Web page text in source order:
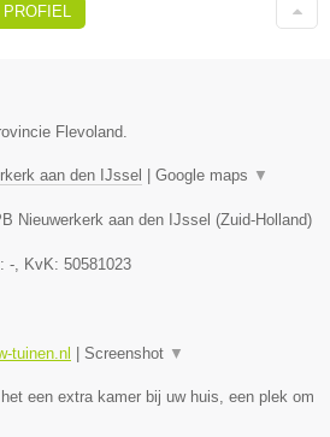
Flevoland.
aan den IJssel | Google maps ▼
Nieuwerkerk aan den IJssel (Zuid-Holland)
- , KvK: 50581023
tuinen.nl | Screenshot ▼
een extra kamer bij uw huis, een plek om